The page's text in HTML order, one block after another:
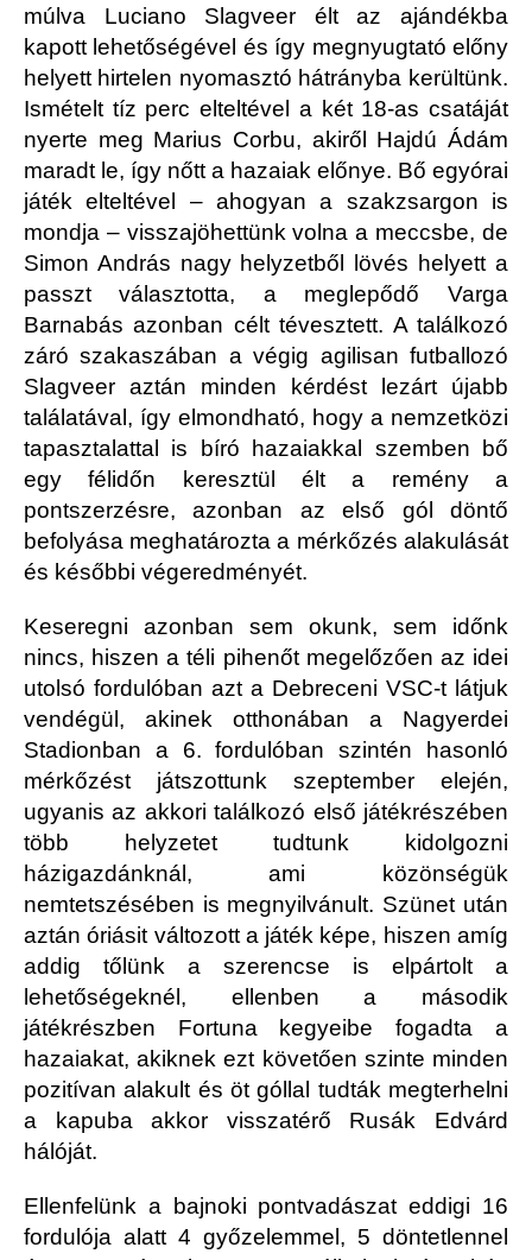
múlva Luciano Slagveer élt az ajándékba
kapott lehetőségével és így megnyugtató előny
helyett hirtelen nyomasztó hátrányba kerültünk.
Ismételt tíz perc elteltével a két 18-as csatáját
nyerte meg Marius Corbu, akiről Hajdú Ádám
maradt le, így nőtt a hazaiak előnye. Bő egyórai
játék elteltével – ahogyan a szakzsargon is
mondja – visszajöhettünk volna a meccsbe, de
Simon András nagy helyzetből lövés helyett a
passzt választotta, a meglepődő Varga
Barnabás azonban célt tévesztett. A találkozó
záró szakaszában a végig agilisan futballozó
Slagveer aztán minden kérdést lezárt újabb
találatával, így elmondható, hogy a nemzetközi
tapasztalattal is bíró hazaiakkal szemben bő
egy félidőn keresztül élt a remény a
pontszerzésre, azonban az első gól döntő
befolyása meghatározta a mérkőzés alakulását
és későbbi végeredményét.
Keseregni azonban sem okunk, sem időnk
nincs, hiszen a téli pihenőt megelőzően az idei
utolsó fordulóban azt a Debreceni VSC-t látjuk
vendégül, akinek otthonában a Nagyerdei
Stadionban a 6. fordulóban szintén hasonló
mérkőzést játszottunk szeptember elején,
ugyanis az akkori találkozó első játékrészében
több helyzetet tudtunk kidolgozni
házigazdánknál, ami közönségük
nemtetszésében is megnyilvánult. Szünet után
aztán óriásit változott a játék képe, hiszen amíg
addig tőlünk a szerencse is elpártolt a
lehetőségeknél, ellenben a második
játékrészben Fortuna kegyeibe fogadta a
hazaiakat, akiknek ezt követően szinte minden
pozitívan alakult és öt góllal tudták megterhelni
a kapuba akkor visszatérő Rusák Edvárd
hálóját.
Ellenfelünk a bajnoki pontvadászat eddigi 16
fordulója alatt 4 győzelemmel, 5 döntetlennel